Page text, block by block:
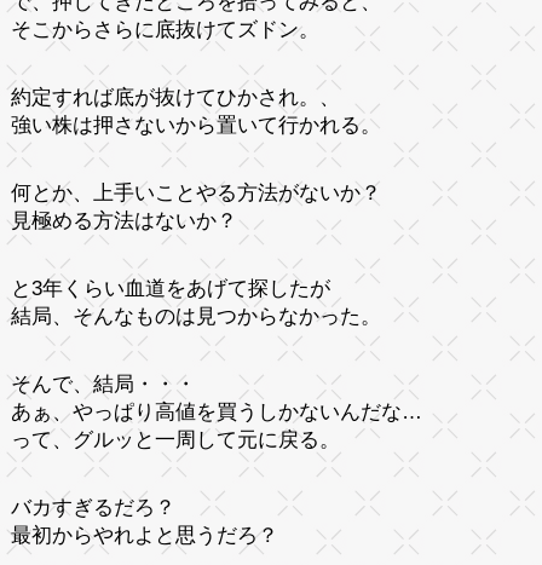
そこからさらに底抜けてズドン。
約定すれば底が抜けてひかされ。、
強い株は押さないから置いて行かれる。
何とか、上手いことやる方法がないか？
見極める方法はないか？
と3年くらい血道をあげて探したが
結局、そんなものは見つからなかった。
そんで、結局・・・
あぁ、やっぱり高値を買うしかないんだな…
って、グルッと一周して元に戻る。
バカすぎるだろ？
最初からやれよと思うだろ？